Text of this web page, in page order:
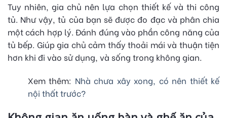
Tuy nhiên, gia chủ nên lựa chọn thiết kế và thi công
tủ. Như vậy, tủ của bạn sẽ được đo đạc và phân chia
một cách hợp lý. Đánh đúng vào phần công năng của
tủ bếp. Giúp gia chủ cảm thấy thoải mái và thuận tiện
hơn khi đi vào sử dụng, và sống trong không gian.
Xem thêm: Nhà chưa xây xong, có nên thiết kế
nội thất trước?